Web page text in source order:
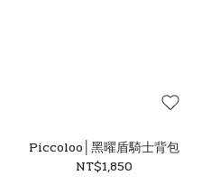
Piccoloo│黑曜盾騎士背包
NT$1,850